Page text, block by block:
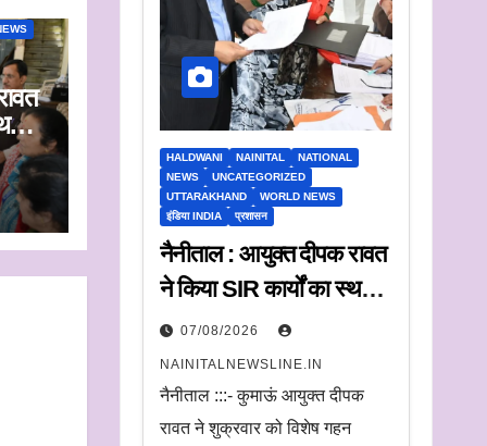
HALDWANI NAINITAL
NATIONAL
NEWS
UNCATEGORIZED
UTTARAKHAND
WORLD NEWS
इंडिया INDIA
प्रशासन
नैनीताल : आयुक्त दीपक रावत
ने किया SIR कार्यों का स्थलीय
निरीक्षण.
अधिकारियों को दिए समयबद्ध
निस्तारण और पारदर्शिता के
निर्देश
07/08/2026
NAINITALNEWSLINE.IN
नैनीताल :::- कुमाऊं आयुक्त दीपक
रावत ने शुक्रवार को विशेष गहन